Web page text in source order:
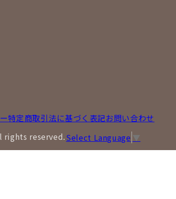
特定商取引法に基づく表記お問い合わせ
rights reserved.Select Language ▼